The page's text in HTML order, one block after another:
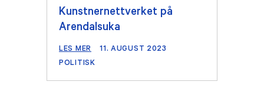
Kunstnernettverket på
Arendalsuka
LES MER
11. AUGUST 2023
POLITISK